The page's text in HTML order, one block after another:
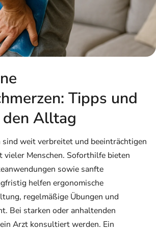
Tipps und
Alltag
sind weit verbreitet und beeinträchtigen
vieler Menschen. Soforthilfe bieten
sowie sanfte
helfen ergonomische
regelmäßige Übungen und
Bei starken oder anhaltenden
Arzt konsultiert werden. Ein